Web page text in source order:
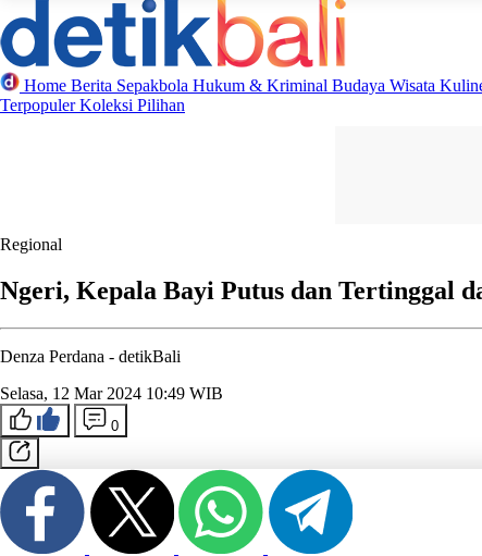
Home Berita Sepakbola Hukum & Kriminal Budaya Wisata
TerpopulerKoleksi Pilihan
Regional
Ngeri, Kepala Bayi Putus dan Tertinggal
Denza Perdana - detikBali
Selasa, 12 Mar 2024 10:49 WIB
0